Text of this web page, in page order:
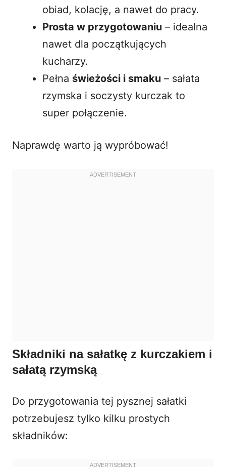
obiad, kolację, a nawet do pracy.
Prosta w przygotowaniu – idealna
nawet dla początkujących
kucharzy.
Pełna świeżości i smaku – sałata
rzymska i soczysty kurczak to
super połączenie.
Naprawdę warto ją wypróbować!
Składniki na sałatkę z kurczakiem i
sałatą rzymską
Do przygotowania tej pysznej sałatki
potrzebujesz tylko kilku prostych
składników: